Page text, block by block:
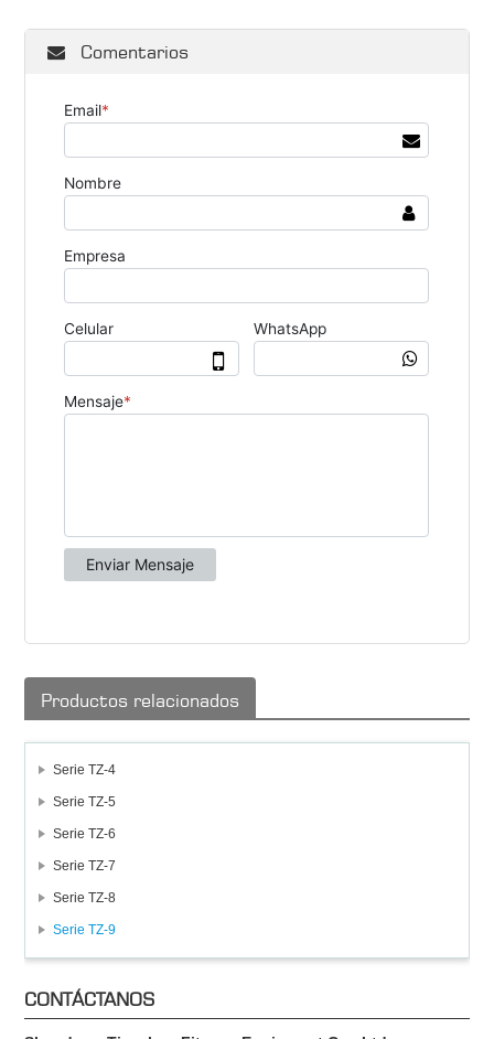
Comentarios
Productos relacionados
Serie TZ-4
Serie TZ-5
Serie TZ-6
Serie TZ-7
Serie TZ-8
Serie TZ-9
CONTÁCTANOS